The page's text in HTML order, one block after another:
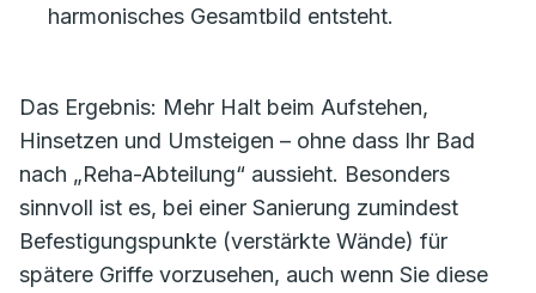
harmonisches Gesamtbild entsteht.
Das Ergebnis: Mehr Halt beim Aufstehen,
Hinsetzen und Umsteigen – ohne dass Ihr Bad
nach „Reha-Abteilung“ aussieht. Besonders
sinnvoll ist es, bei einer Sanierung zumindest
Befestigungspunkte (verstärkte Wände) für
spätere Griffe vorzusehen, auch wenn Sie diese